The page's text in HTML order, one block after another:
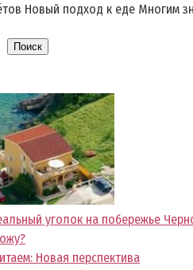
Новый подход к еде Многим
Поиск
уголок на побережье
Новая перспектива